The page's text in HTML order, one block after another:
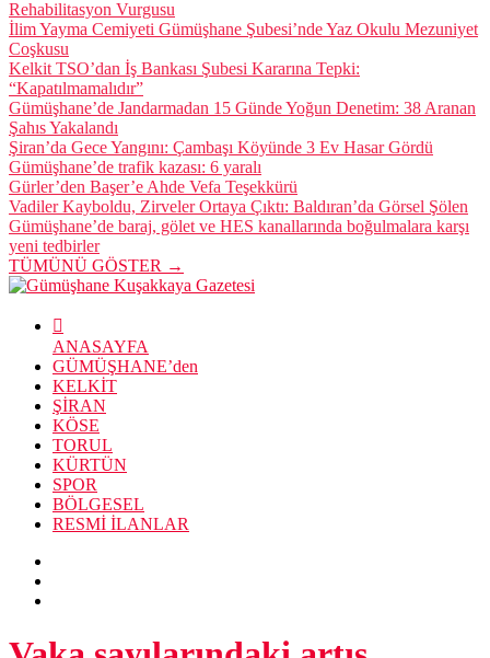
ANASAYFA
GÜMÜŞHANE’den
KELKİT
ŞİRAN
KÖSE
TORUL
KÜRTÜN
SPOR
BÖLGESEL
RESMİ İLANLAR
Vaka sayılarındaki artış
durmuyor
Sağlık Bakanı Dr. Fahrettin Koca, 8-14 Ocak tarihleri arasında illere
göre her 100 bin kişide görülen Covid-19 vaka sayılarını açıkladı.
Gümüşhane’de vaka sayısı bir önceki haftaya göre yüzde 30
oranında arttı.